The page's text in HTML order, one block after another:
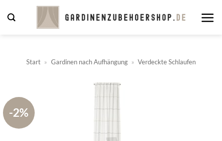
Inhalt
Start » Gardinen nach Aufhängung » Verdeckte Schlaufen
-2%